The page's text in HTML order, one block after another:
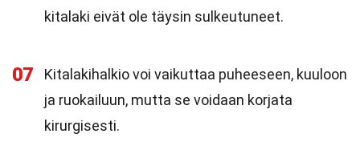
kitalaki eivät ole täysin sulkeutuneet.
07
Kitalakihalkio voi vaikuttaa puheeseen, kuuloon
ja ruokailuun, mutta se voidaan korjata
kirurgisesti.